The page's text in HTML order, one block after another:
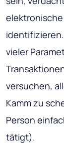
vieler
versuchen,
Kamm zu
Person
tätigt).